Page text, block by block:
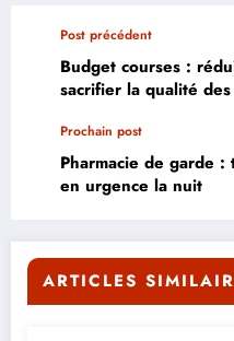
Post précédent
Budget courses :
sacrifier la qualité
Prochain post
Pharmacie de garde
en urgence la nuit
ARTICLES